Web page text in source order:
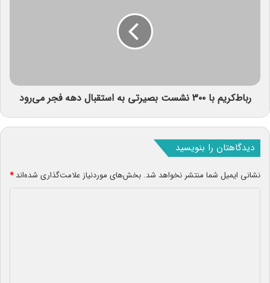
رباط‌کریم با ۳۰۰ نشست بصیرتی به استقبال دهه فجر می‌رود
دیدگاهتان را بنویسید
نشانی ایمیل شما منتشر نخواهد شد. بخش‌های موردنیاز علامت‌گذاری شده‌اند*